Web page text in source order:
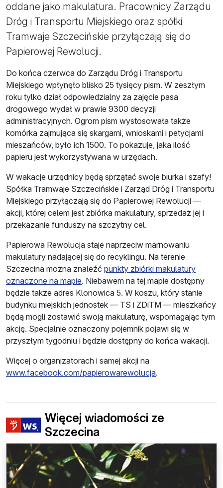
oddane jako makulatura. Pracownicy Zarządu
Dróg i Transportu Miejskiego oraz spółki
Tramwaje Szczecińskie przyłączają się do
Papierowej Rewolucji.
Do końca czerwca do Zarządu Dróg i Transportu
Miejskiego wpłynęło blisko 25 tysięcy pism. W zeszłym
roku tylko dział odpowiedzialny za zajęcie pasa
drogowego wydał w prawie 9300 decyzji
administracyjnych. Ogrom pism wystosowała także
komórka zajmująca się skargami, wnioskami i petycjami
mieszańców, było ich 1500. To pokazuje, jaka ilość
papieru jest wykorzystywana w urzędach.
W wakacje urzędnicy będą sprzątać swoje biurka i szafy!
Spółka Tramwaje Szczecińskie i Zarząd Dróg i Transportu
Miejskiego przyłączają się do Papierowej Rewolucji —
akcji, której celem jest zbiórka makulatury, sprzedaż jej i
przekazanie funduszy na szczytny cel.
Papierowa Rewolucja staje naprzeciw marnowaniu
makulatury nadającej się do recyklingu. Na terenie
Szczecina można znaleźć punkty zbiórki makulatury
oznaczone na mapie. Niebawem na tej mapie dostępny
będzie także adres Klonowica 5. W koszu, który stanie
budynku miejskich jednostek — TS i ZDiTM — mieszkańcy
będą mogli zostawić swoją makulaturę, wspomagając tym
akcję. Specjalnie oznaczony pojemnik pojawi się w
przyszłym tygodniu i będzie dostępny do końca wakacji.
Więcej o organizatorach i samej akcji na
www.facebook.com/papierowarewolucja.
Więcej wiadomości ze
Szczecina